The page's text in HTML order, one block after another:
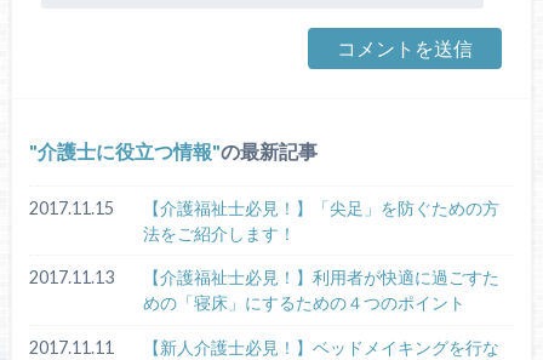
介護士に役立つ情報 の最新記事
2017.11.15
【介護福祉士必見！】「尖足」を防ぐための方
法をご紹介します！
2017.11.13
【介護福祉士必見！】利用者が快適に過ごすた
めの「寝床」にするための４つのポイント
2017.11.11
【新人介護士必見！】ベッドメイキングを行な